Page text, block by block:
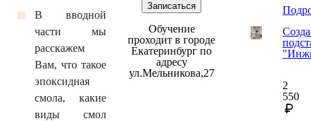
2
550
В вводной
части мы
расскажем
Вам, что такое
эпоксидная
смола, какие
виды смол
Записаться
Обучение
проходит в городе
Екатеринбург по
адресу
ул.Мельникова,27